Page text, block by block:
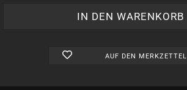
AUF DEN MERKZETTEL